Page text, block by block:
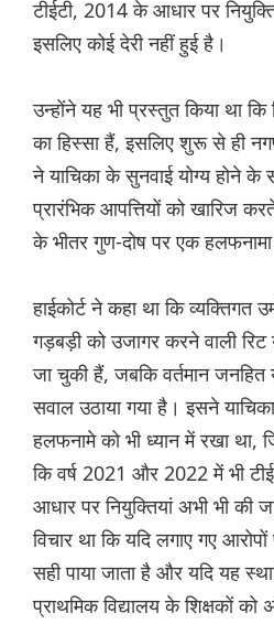
टीईटी, 2014 के आधार पर
इसलिए कोई देरी नहीं हुई है।
उन्होंने यह भी प्रस्तुत किया था
का हिस्सा हैं, इसलिए शुरू से ही
ने याचिका के सुनवाई योग्य होने के
प्रारंभिक आपत्तियों को खारिज
के भीतर गुण-दोष पर एक
हाईकोर्ट ने कहा था कि व्यक्तिगत
गड़बड़ी को उजागर करने वाली रिट
जा चुकी हैं, जबकि वर्तमान जनहित
सवाल उठाया गया है। इसने
हलफनामे को भी ध्यान में रखा था,
कि वर्ष 2021 और 2022 में भी
आधार पर नियुक्तियां अभी भी की
विचार था कि यदि लगाए गए
सही पाया जाता है और यदि यह
प्राथमिक विद्यालय के शिक्षकों को